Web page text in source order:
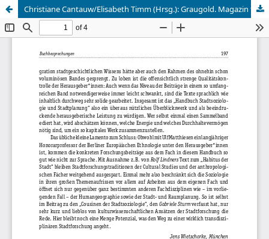
Christiane Cantauw/Elisabeth Timm (Hrsg.): Graugold. Magazin für Alltagskultur 1 (2021).